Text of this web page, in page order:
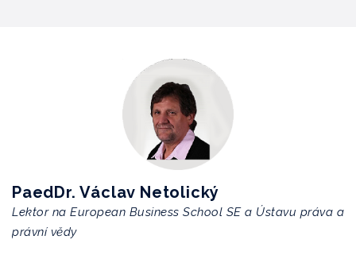
PaedDr. Václav Netolický
Lektor na European Business School SE a Ústavu práva a
právní vědy